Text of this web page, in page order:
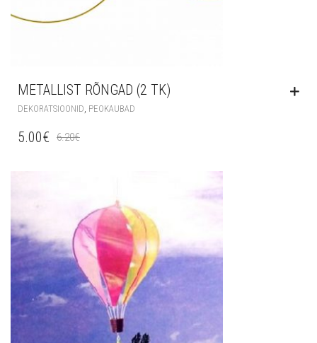
METALLIST RÕNGAD (2 TK)
DEKORATSIOONID PEOKAUBAD
6.20€
5.00€